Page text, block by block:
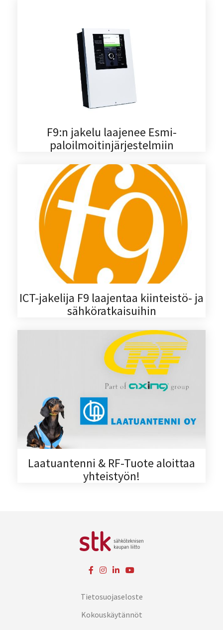
F9:n jakelu laajenee Esmi-
paloilmoitinjärjestelmiin
ICT-jakelija F9 laajentaa kiinteistö- ja
sähköratkaisuihin
Laatuantenni & RF-Tuote aloittaa
yhteistyön!
Tietosuojaseloste
Kokouskäytännöt